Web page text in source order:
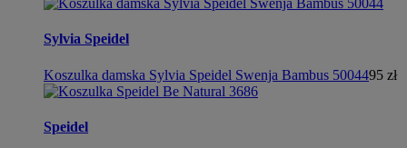
Sylvia Speidel
Koszulka damska Sylvia Speidel Swenja Bambus 5004495 zł
Speidel